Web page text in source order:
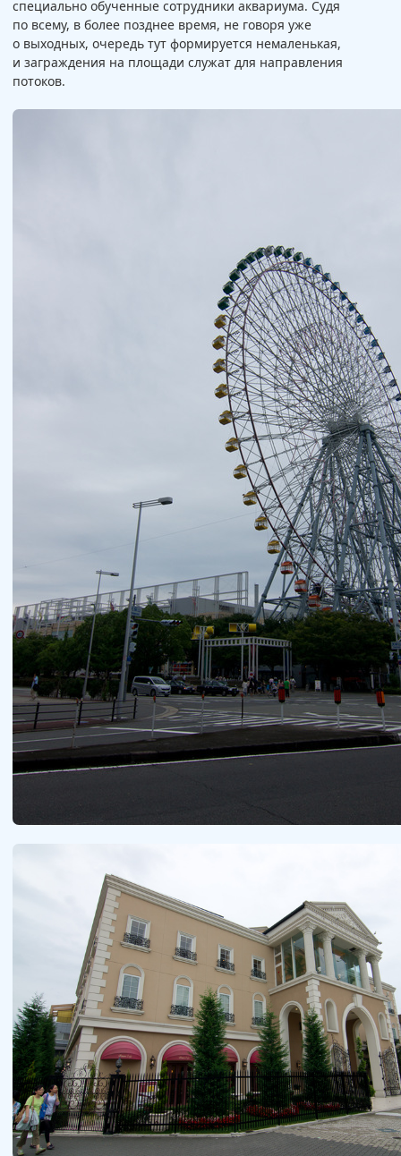
специально обученные сотрудники аквариума. Судя
по всему, в более позднее время, не говоря уже
о выходных, очередь тут формируется немаленькая,
и заграждения на площади служат для направления
потоков.